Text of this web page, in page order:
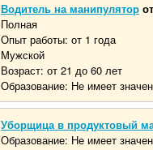
Водитель на манипулятор
Полная
Опыт работы: от 1 года
Мужской
Возраст: от 21 до 60 лет
Образование: Не имеет
Уборщица в продуктовый
Образование: Не имеет